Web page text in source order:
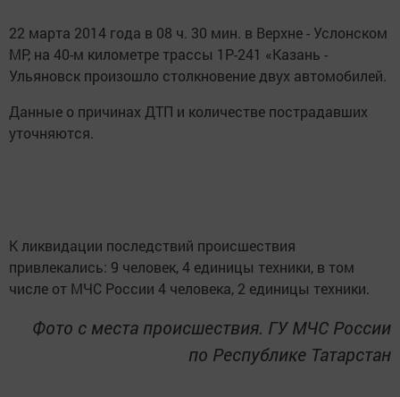
22 марта 2014 года в 08 ч. 30 мин. в Верхне - Услонском
МР, на 40-м километре трассы 1Р-241 «Казань -
Ульяновск произошло столкновение двух автомобилей.
Данные о причинах ДТП и количестве пострадавших
уточняются.
К ликвидации последствий происшествия
привлекались: 9 человек, 4 единицы техники, в том
числе от МЧС России 4 человека, 2 единицы техники.
Фото с места происшествия. ГУ МЧС России
по Республике Татарстан